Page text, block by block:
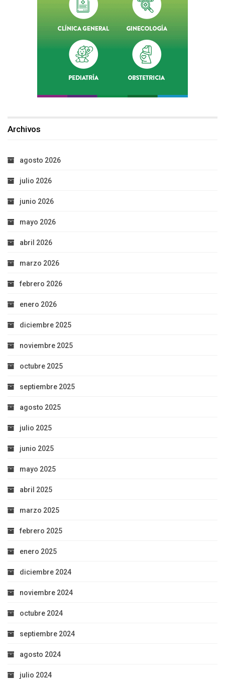
Archivos
agosto 2026
julio 2026
junio 2026
mayo 2026
abril 2026
marzo 2026
febrero 2026
enero 2026
diciembre 2025
noviembre 2025
octubre 2025
septiembre 2025
agosto 2025
julio 2025
junio 2025
mayo 2025
abril 2025
marzo 2025
febrero 2025
enero 2025
diciembre 2024
noviembre 2024
octubre 2024
septiembre 2024
agosto 2024
julio 2024